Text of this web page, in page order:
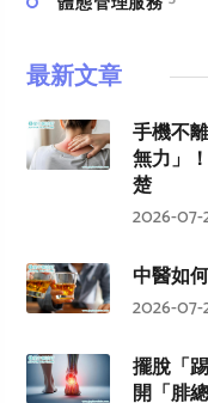
最新文章
手機不
無力」
楚
2026-07-
中醫如
2026-
擺脫「
開「腓